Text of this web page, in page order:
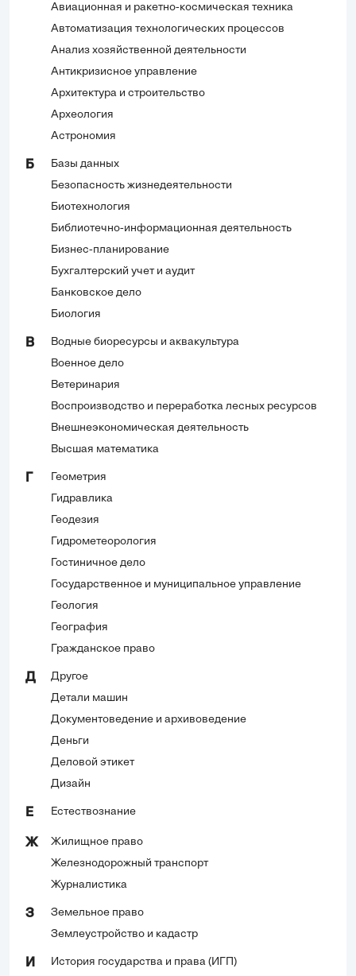
Авиационная и ракетно-космическая техника
Автоматизация технологических процессов
Анализ хозяйственной деятельности
Антикризисное управление
Архитектура и строительство
Археология
Астрономия
Б
Базы данных
Безопасность жизнедеятельности
Биотехнология
Библиотечно-информационная деятельность
Бизнес-планирование
Бухгалтерский учет и аудит
Банковское дело
Биология
В
Водные биоресурсы и аквакультура
Военное дело
Ветеринария
Воспроизводство и переработка лесных ресурсов
Внешнеэкономическая деятельность
Высшая математика
Геометрия
Гидравлика
Геодезия
Гидрометеорология
Гостиничное дело
Государственное и муниципальное управление
Геология
География
Гражданское право
Д
Другое
Детали машин
Документоведение и архивоведение
Деньги
Деловой этикет
Дизайн
Е Естествознание
Ж
Жилищное право
Железнодорожный транспорт
Журналистика
З
Земельное право
Землеустройство и кадастр
И
История государства и права (ИГП)